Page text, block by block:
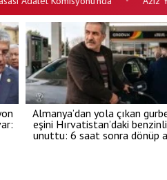
Almanya’dan yola çıkan
eşini Hırvatistan’daki
unuttu: 6 saat sonra dönüp